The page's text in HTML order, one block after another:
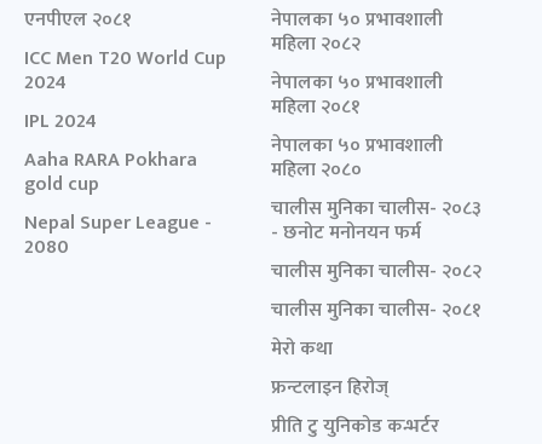
एनपीएल २०८१
ICC Men T20 World Cup
2024
IPL 2024
Aaha RARA Pokhara
gold cup
Nepal Super League -
2080
नेपालका ५० प्रभावशाली
महिला २०८२
नेपालका ५० प्रभावशाली
महिला २०८१
नेपालका ५० प्रभावशाली
महिला २०८०
चालीस मुनिका चालीस- २०८३
- छनोट मनोनयन फर्म
चालीस मुनिका चालीस- २०८२
चालीस मुनिका चालीस- २०८१
मेरो कथा
फ्रन्टलाइन हिरोज्
प्रीति टु युनिकोड कन्भर्टर